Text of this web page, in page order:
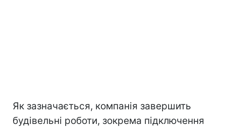
Як зазначається, компанія завершить
будівельні роботи, зокрема підключення